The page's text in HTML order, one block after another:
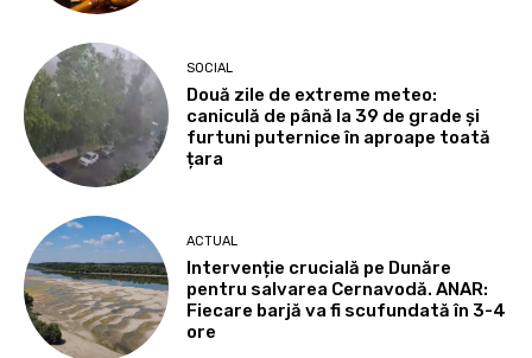
SOCIAL
Două zile de extreme meteo:
caniculă de până la 39 de grade și
furtuni puternice în aproape toată
țara
ACTUAL
Intervenție crucială pe Dunăre
pentru salvarea Cernavodă. ANAR:
Fiecare barjă va fi scufundată în 3-4
ore